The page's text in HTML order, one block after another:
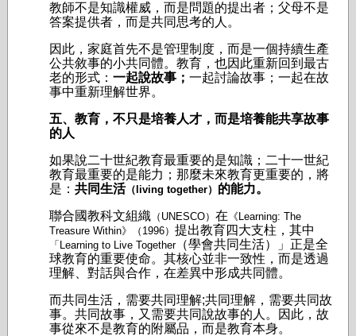
教師不是知識權威， 而是問題的提出者； 父母不是
答案提供者， 而是共同思考的人。
因此，家庭首先不是管理制度，而是一個持續生產
公共敘事的小共同體。 教育，也因此重新回到最古
老的形式： 一起說故事； 一起討論故事； 一起在故
事中重新理解世界。
五、教育，不只是培養人才，而是培養能共享故事
的人
如果說二十世紀教育最重要的是知識； 二十一世紀
教育最重要的是能力； 那麼未來教育更重要的，將
是： 共同生活（living together） 的能力。
聯合國教科文組織 （UNESCO） 在 《Learning: The
Treasure Within》（1996） 提出教育四大支柱，其中
「Learning to Live Together（學會共同生活）」正是全
球教育的重要使命。其核心並非一致性，而是透過
理解、對話與合作，在差異中形成共同體。
而共同生活，需要共同理解;共同理解，需要共同故
事。 共同故事，又需要共同說故事的人。
因此，故
事從來不是教育的附屬品，而是教育本身。